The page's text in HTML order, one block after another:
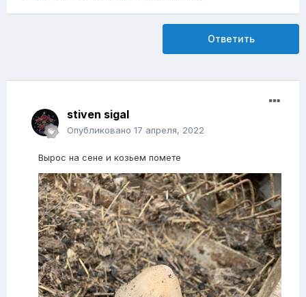
Ответить
stiven sigal
Опубликовано 17 апреля, 2022
Вырос на сене и козьем помете